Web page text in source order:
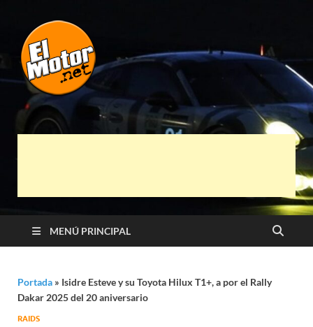
El Motor punto
Net
Automóviles
MENÚ PRINCIPAL
Portada » Isidre Esteve y su Toyota Hilux T1+, a por el Rally
Dakar 2025 del 20 aniversario
RAIDS